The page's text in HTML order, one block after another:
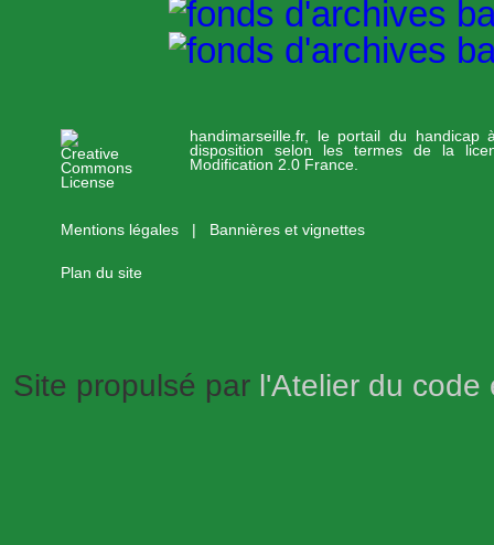
handimarseille.fr, le portail du handicap
disposition selon les termes de la
Modification 2.0 France.
Mentions légales Bannières et vignettes
Plan du site
Site propulsé par l'Atelier du